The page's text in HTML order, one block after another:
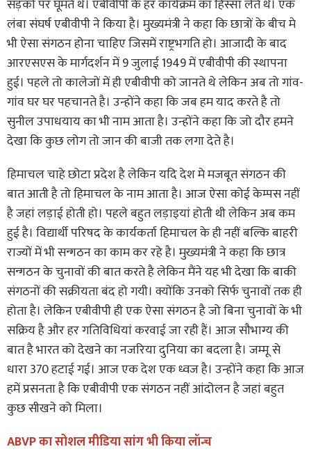
सड़कों पर घूमते थे। एबीवीपी के हर कार्यक्रम का हिस्सा लेते थे। एक
लंबा संघर्ष एबीवीपी ने किया है। मुख्यमंत्री ने कहा कि छात्रों के बीच मे
भी ऐसा संगठन होना चाहिए जिसमें राष्ट्रभगति हो। आजादी के बाद
आरएसएस के मार्गदर्शन में 9 जुलाई 1949 में एबीवीपी की स्थापना
हुई। पहले तो कालेजों में ही एबीवीपी को जानते थे लेकिन अब तो गांव-
गांव घर घर पहचानते है। उन्होंने कहा कि जब हम याद करते है तो
सुनील उपाधयाय का भी नाम आता है। उन्होंने कहा कि जो दौर हमने
देखा कि कुछ लोग तो जान की बाजी तक लगा देते है।
हिमाचल चाहे छोटा प्रदेश है लेकिन यदि देश मे मजबूत संगठन की
बात आती है तो हिमाचल के नाम आता है। आज ऐसा कोई केम्पस नहीं
है जहां लड़ाई होती हो। पहले बहुत लड़ाइयां होती थी लेकिन अब कम
हुई है। विद्यार्थी परिषद के कार्यकर्ता हिमाचल के ही नहीं बल्कि बाहरी
राज्यों में भी सन्गठन का काम कर रहे है। मुख्यमंत्री ने कहा कि छात्र
सन्गठन के चुनावों की बात करते है लेकिन मैंने यह भी देखा कि बाकी
संगठनों की सक्रीयता बंद हो गयी। क्योंकि उनको सिर्फ चुनावों तक ही
होता है। लेकिन एबीवीपी ही एक ऐसा संगठन है जो बिना चुनावों के भी
सक्रिय है और हर गतिविधियां करवाई जा रही हैं। आज सौभाग्य की
बात है भारत को देखने का नजरिया दुनिया का बदला है। जम्मू से
धारा 370 हटाई गई। आज एक देश एक ध्वज है। उन्होंने कहा कि आज
हमें प्रसनता है कि एबीवीपी एक संगठन नहीं आंदोलन है जहां बहुत
कुछ सीखने को मिला।
ABVP का सोशल मीडिया सांग भी किया लॉन्च